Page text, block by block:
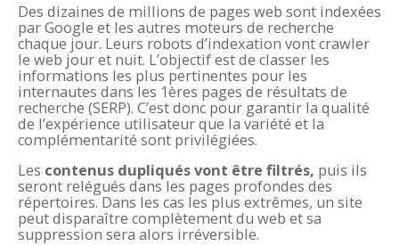
Des dizaines de millions de pages web sont indexées
par Google et les autres moteurs de recherche
chaque jour. Leurs robots d’indexation vont crawler
le web jour et nuit. L’objectif est de classer les
informations les plus pertinentes pour les
internautes dans les 1ères pages de résultats de
recherche (SERP). C’est donc pour garantir la qualité
de l’expérience utilisateur que la variété et la
complémentarité sont privilégiées.
Les contenus dupliqués vont être filtrés, puis ils
seront relégués dans les pages profondes des
répertoires. Dans les cas les plus extrêmes, un site
peut disparaître complètement du web et sa
suppression sera alors irréversible.